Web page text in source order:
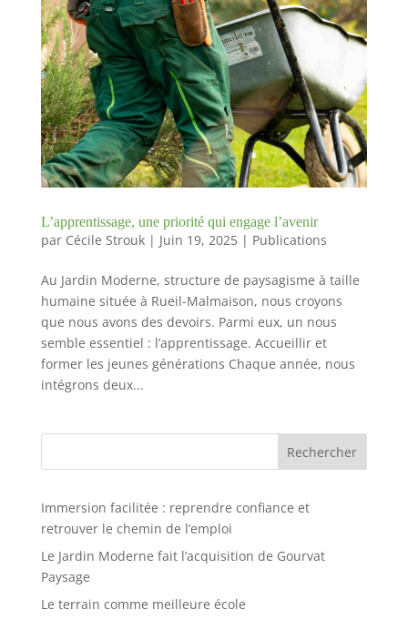
L’apprentissage, une priorité qui engage l’avenir
par Cécile Strouk| Juin 19, 2025| Publications
Au Jardin Moderne, structure de paysagisme à taille
humaine située à Rueil-Malmaison, nous croyons
que nous avons des devoirs. Parmi eux, un nous
semble essentiel : l’apprentissage. Accueillir et
former les jeunes générations Chaque année, nous
intégrons deux...
Rechercher
Immersion facilitée : reprendre confiance et
retrouver le chemin de l’emploi
Le Jardin Moderne fait l’acquisition de Gourvat
Paysage
Le terrain comme meilleure école